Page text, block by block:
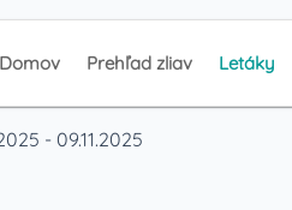
Domov Prehľad zliav Letáky
- 09.11.2025